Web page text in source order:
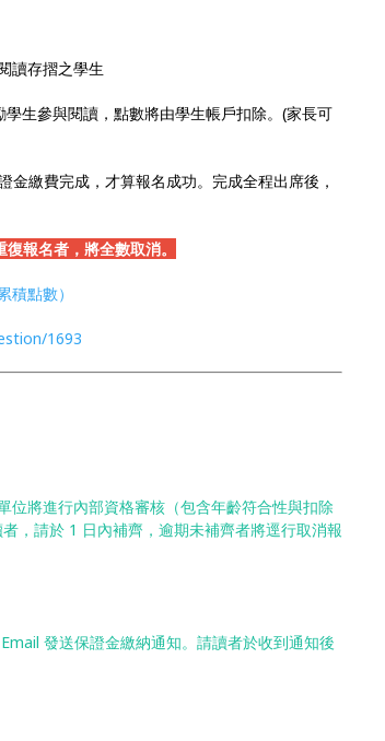
讀存摺之學生
學生參與閱讀，點數將由學生帳戶扣除。(家長可
金繳費完成，才算報名成功。完成全程出席後，
報名者，將全數取消。
積點數）
1693
位將進行內部資格審核（包含年齡符合性與扣除
，請於 1 日內補齊，逾期未補齊者將逕行取消報
發送保證金繳納通知。請讀者於收到通知後